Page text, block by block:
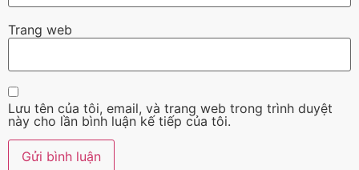
Trang web
Lưu tên của tôi, email, và trang web trong trình duyệt
này cho lần bình luận kế tiếp của tôi.